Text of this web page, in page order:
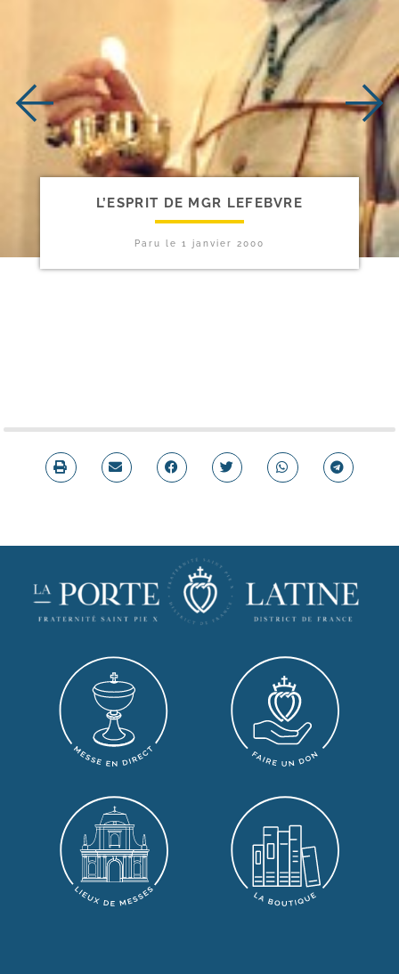
L’ESPRIT DE MGR LEFEBVRE
Paru le 1 janvier 2000